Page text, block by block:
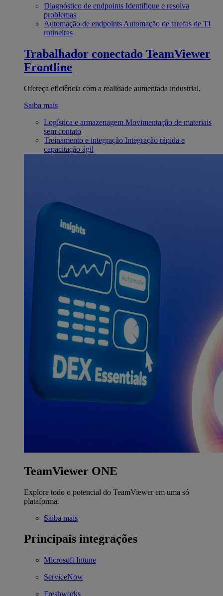
Diagnóstico de endpoints Identifique e resolva
problemas
Automação de endpoints Automação de tarefas de TI
rotineiras
Trabalhador conectado TeamViewer
Frontline
Ofereça eficiência com a realidade aumentada industrial.
Saiba mais
Logística e armazenagem Movimentação de materiais
sem contato
Treinamento e integração Integração rápida e
capacitação ágil
TeamViewer ONE
Explore todo o potencial do TeamViewer em uma só
plataforma.
Saiba mais
Principais integrações
Microsoft Intune
ServiceNow
Freshworks